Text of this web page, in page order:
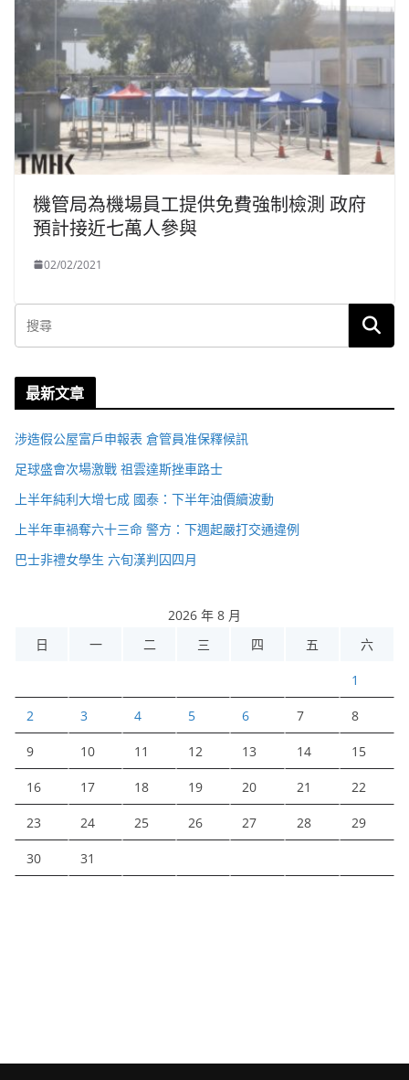
機管局為機場員工提供免費強制檢測 政府
預計接近七萬人參與
02/02/2021
最新文章
涉造假公屋富戶申報表 倉管員准保釋候訊
足球盛會次場激戰 祖雲達斯挫車路士
上半年純利大增七成 國泰：下半年油價續波動
上半年車禍奪六十三命 警方：下週起嚴打交通違例
巴士非禮女學生 六旬漢判囚四月
2026 年 8 月
日
一 二 三 四 五 六
1
2 3 4 5 6 7 8
9 10 11 12 13 14 15
16 17 18 19 20 21 22
23 24 25 26 27 28 29
30 31